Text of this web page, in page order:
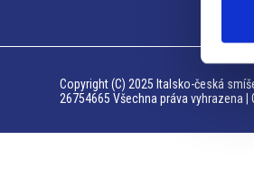
Copyright (C) 2025 Italsko-česká
26754665 Všechna práva vyhrazena |